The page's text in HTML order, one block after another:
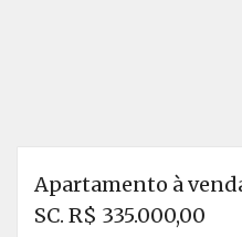
Apartamento à
SC. R$ 335.000,00